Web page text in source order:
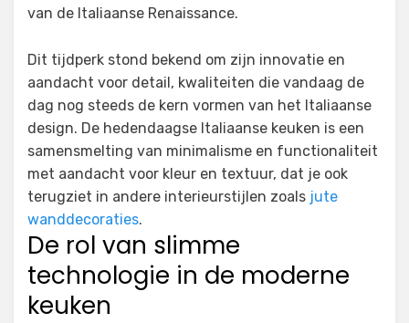
van de Italiaanse Renaissance.
Dit tijdperk stond bekend om zijn innovatie en
aandacht voor detail, kwaliteiten die vandaag de
dag nog steeds de kern vormen van het Italiaanse
design. De hedendaagse Italiaanse keuken is een
samensmelting van minimalisme en functionaliteit
met aandacht voor kleur en textuur, dat je ook
terugziet in andere interieurstijlen zoals jute
wanddecoraties.
De rol van slimme
technologie in de moderne
keuken